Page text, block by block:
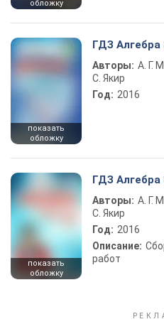
обложку
показать
обложку
ГДЗ Алгебра
Авторы: А. Г.
С. Якир
Год: 2016
показать
обложку
ГДЗ Алгебра
Авторы: А. Г.
С. Якир
Год: 2016
Описание:
работ